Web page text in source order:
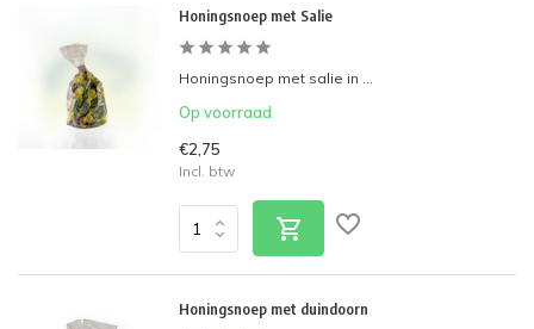
Honingsnoep met Salie
Honingsnoep met salie in ...
Op voorraad
€2,75
Incl. btw
Honingsnoep met duindoorn